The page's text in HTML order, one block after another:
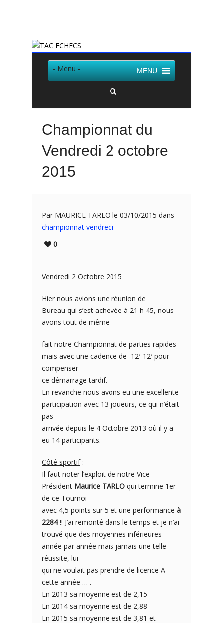
- Menu - MENU
Championnat du
Vendredi 2 octobre
2015
Par MAURICE TARLO le 03/10/2015 dans
championnat vendredi
0
Vendredi 2 Octobre 2015
Hier nous avions une réunion de
Bureau qui s’est achevée à 21 h 45, nous
avons tout de même
fait notre Championnat de parties rapides
mais avec une cadence de 12′-12′ pour
compenser
ce démarrage tardif.
En revanche nous avons eu une excellente
participation avec 13 joueurs, ce qui n’était
pas
arrivée depuis le 4 Octobre 2013 où il y a
eu 14 participants.
Côté sportif:
Il faut noter l’exploit de notre Vice-
Président Maurice TARLO qui termine 1er
de ce Tournoi
avec 4,5 points sur 5 et une performance à
2284!! J’ai remonté dans le temps et je n’ai
trouvé que des moyennes inférieures
année par année mais jamais une telle
réussite, lui
qui ne voulait pas prendre de licence A
cette année … .
En 2013 sa moyenne est de 2,15
En 2014 sa moyenne est de 2,88
En 2015 sa moyenne est de 3,81 et